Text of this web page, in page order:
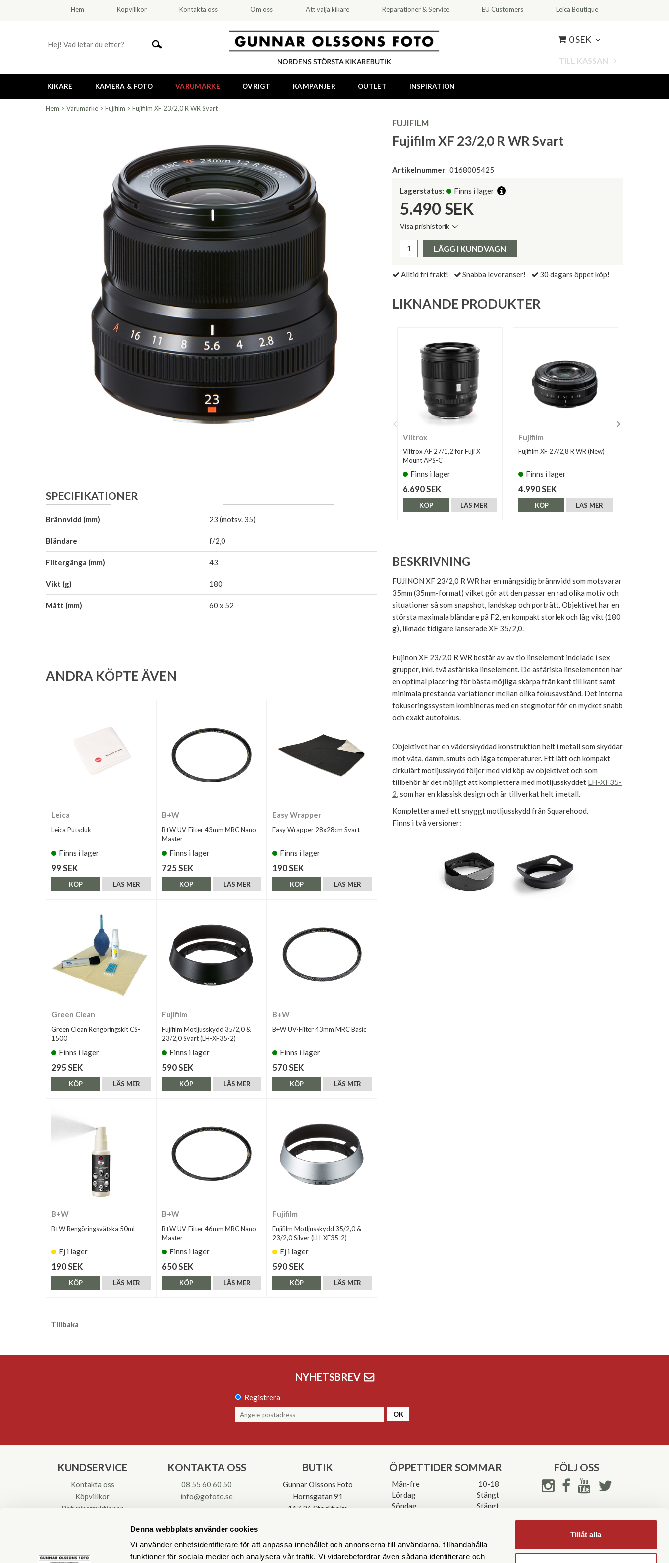
Denna webbplats använder cookies
Vi använder enhetsidentifierare för att anpassa innehållet och annonserna till användarna, tillhandahålla
funktioner för sociala medier och analysera vår trafik. Vi vidarebefordrar även sådana identifierare och
Tillåt alla
Hem Köpvillkor Kontakta oss Om oss Att välja kikare Reparationer & Service EU Customers Leica Boutique
0 SEK
TILL KASSAN
KIKARE KAMERA & FOTO VARUMÄRKE ÖVRIGT KAMPANJER OUTLET INSPIRATION
Hem > Varumärke > Fujifilm > Fujifilm XF 23/2,0 R WR Svart
FUJIFILM
Fujifilm XF 23/2,0 R WR Svart
Artikelnummer: 0168005425
Lagerstatus: Finns i lager
5.490 SEK
Visa prishistorik
Pris:
LÄGG I KUNDVAGN
Alltid fri frakt! Snabba leveranser! 30 dagars öppet köp!
LIKNANDE PRODUKTER
Viltrox
Viltrox AF 27/1,2 för Fuji X
Mount APS-C
Finns i lager
6.690 SEK
LÄS MER
KÖP
Fujifilm
Fujifilm XF 27/2,8 R WR (New)
Finns i lager
4.990 SEK
LÄS MER
KÖP
BESKRIVNING
FUJINON XF 23/2,0 R WR har en mångsidig brännvidd som motsvarar
35mm (35mm-format) vilket gör att den passar en rad olika motiv och
situationer så som snapshot, landskap och porträtt. Objektivet har en
största maximala bländare på F2, en kompakt storlek och låg vikt (180
g), liknade tidigare lanserade XF 35/2,0.
Fujinon XF 23/2,0 R WR består av av tio linselement indelade i sex
grupper, inkl. två asfäriska linselement. De asfäriska linselementen har
en optimal placering för bästa möjliga skärpa från kant till kant samt
minimala prestanda variationer mellan olika fokusavstånd. Det interna
fokuseringssystem kombineras med en stegmotor för en mycket snabb
och exakt autofokus.
Objektivet har en väderskyddad konstruktion helt i metall som skyddar
mot väta, damm, smuts och låga temperaturer. Ett lätt och kompakt
cirkulärt motljusskydd följer med vid köp av objektivet och som
tillbehör är det möjligt att komplettera med motljusskyddet LH-XF35-
2, som har en klassisk design och är tillverkat helt i metall.
Komplettera med ett snyggt motljusskydd från Squarehood.
Finns i två versioner:
SPECIFIKATIONER
Brännvidd (mm) 23 (motsv. 35)
Bländare f/2,0
Filtergänga (mm) 43
Vikt (g) 180
Mått (mm) 60 x 52
ANDRA KÖPTE ÄVEN
Leica
Leica Putsduk
Finns i lager
99 SEK
LÄS MER
KÖP
B+W
B+W UV-Filter 43mm MRC Nano
Master
Finns i lager
725 SEK
LÄS MER
KÖP
Easy Wrapper
Easy Wrapper 28x28cm Svart
Finns i lager
190 SEK
LÄS MER
KÖP
Green Clean
Green Clean Rengöringskit CS-
1500
Finns i lager
295 SEK
LÄS MER
KÖP
Fujifilm
Fujifilm Motljusskydd 35/2,0 &
23/2,0 Svart (LH-XF35-2)
Finns i lager
590 SEK
LÄS MER
KÖP
B+W
B+W UV-Filter 43mm MRC Basic
Finns i lager
570 SEK
LÄS MER
KÖP
B+W
B+W Rengöringsvätska 50ml
Ej i lager
190 SEK
LÄS MER
KÖP
B+W
B+W UV-Filter 46mm MRC Nano
Master
Finns i lager
650 SEK
LÄS MER
KÖP
Fujifilm
Fujifilm Motljusskydd 35/2,0 &
23/2,0 Silver (LH-XF35-2)
Ej i lager
590 SEK
LÄS MER
KÖP
Tillbaka
NYHETSBREV
Registrera
OK
KUNDSERVICE
Kontakta oss
Köpvillkor
Returinstruktioner
KONTAKTA OSS
08 55 60 60 50
info@gofoto.se
BUTIK
Gunnar Olssons Foto
Hornsgatan 91
117 26 Stockholm
ÖPPETTIDER SOMMAR
Mån-fre
10-18
Lördag
Stängt
Söndag
Stängt
FÖLJ OSS